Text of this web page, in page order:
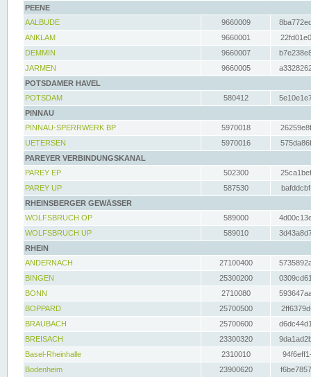
PEENE
AALBUDE
9660009
ANKLAM
9660001
DEMMIN
9660007
JARMEN
9660005
POTSDAMER HAVEL
POTSDAM
580412
PINNAU
PINNAU-SPERRWERK BP
5970018
UETERSEN
5970016
PAREYER VERBINDUNGSKANAL
PAREY EP
502300
PAREY UP
587530
RHEINSBERGER GEWÄSSER
WOLFSBRUCH OP
589000
WOLFSBRUCH UP
589010
RHEIN
ANDERNACH
27100400
BINGEN
25300200
BONN
2710080
BOPPARD
25700500
BRAUBACH
25700600
BREISACH
23300320
Basel-Rheinhalle
2310010
Bodenheim
23900620